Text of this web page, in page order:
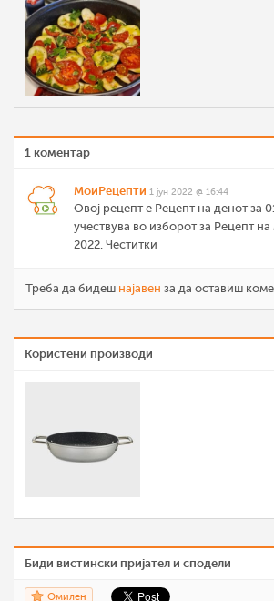
1 коментар
МоиРецепти 1 јун 2022 @ 16:44
Овој рецепт е Рецепт на денот за
учествува во изборот за Рецепт
2022. Честитки
Треба да бидеш најавен за да оставиш
Користени производи
Биди вистински пријател и сподели
Омилен